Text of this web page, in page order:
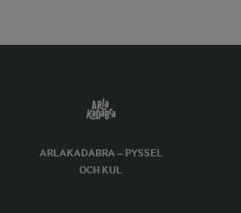
ARLAKADABRA – PYSSEL
OCH KUL